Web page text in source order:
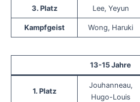
3. Platz Lee, Yeyun
Kampfgeist Wong, Haruki
13-15 Jahre
1. Platz
Jouhanneau,
Hugo-Louis